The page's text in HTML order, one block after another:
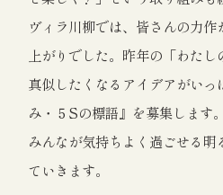
ヴィラ川柳では、皆さんの力作
上がりでした。昨年の「わた
真似したくなるアイデアがいっ
み・５Sの標語』を募集します
みんなが気持ちよく過ごせる明
ていきます。